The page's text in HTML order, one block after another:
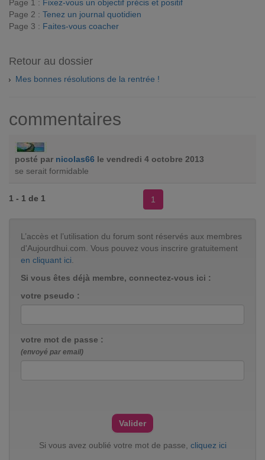
Page 1 : Fixez-vous un objectif précis et positif
Page 2 : Tenez un journal quotidien
Page 3 : Faites-vous coacher
Retour au dossier
Mes bonnes résolutions de la rentrée !
commentaires
posté par nicolas66 le vendredi 4 octobre 2013
se serait formidable
1 - 1 de 1 1
L’accès et l’utilisation du forum sont réservés aux membres
d'Aujourdhui.com. Vous pouvez vous inscrire gratuitement
en cliquant ici.
Si vous êtes déjà membre, connectez-vous ici :
votre pseudo :
votre mot de passe :
(envoyé par email)
Si vous avez oublié votre mot de passe, cliquez ici